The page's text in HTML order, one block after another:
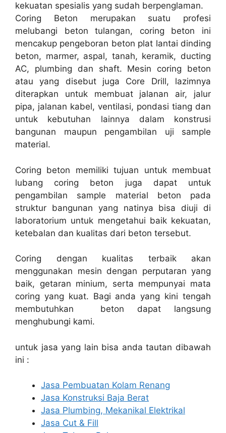
kekuatan spesialis yang sudah berpenglaman.
Coring Beton merupakan suatu profesi
melubangi beton tulangan, coring beton ini
mencakup pengeboran beton plat lantai dinding
beton, marmer, aspal, tanah, keramik, ducting
AC, plumbing dan shaft. Mesin coring beton
atau yang disebut juga Core Drill, lazimnya
diterapkan untuk membuat jalanan air, jalur
pipa, jalanan kabel, ventilasi, pondasi tiang dan
untuk kebutuhan lainnya dalam konstrusi
bangunan maupun pengambilan uji sample
material.
Coring beton memiliki tujuan untuk membuat
lubang coring beton juga dapat untuk
pengambilan sample material beton pada
struktur bangunan yang natinya bisa diuji di
laboratorium untuk mengetahui baik kekuatan,
ketebalan dan kualitas dari beton tersebut.
Coring dengan kualitas terbaik akan
menggunakan mesin dengan perputaran yang
baik, getaran minium, serta mempunyai mata
coring yang kuat. Bagi anda yang kini tengah
membutuhkan beton dapat langsung
menghubungi kami.
untuk jasa yang lain bisa anda tautan dibawah
ini :
Jasa Pembuatan Kolam Renang
Jasa Konstruksi Baja Berat
Jasa Plumbing, Mekanikal Elektrikal
Jasa Cut & Fill